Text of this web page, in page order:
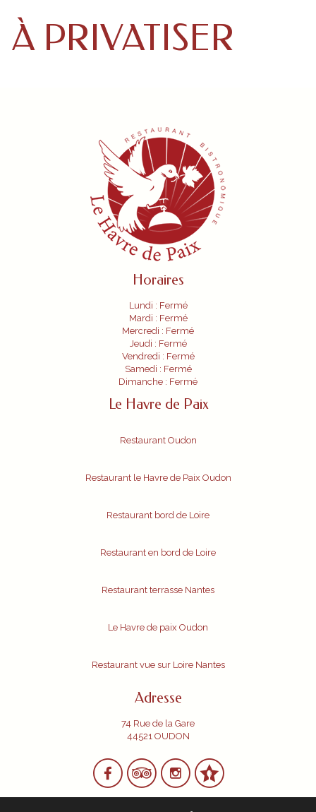
À PRIVATISER
Horaires
Lundi : Fermé
Mardi : Fermé
Mercredi : Fermé
Jeudi : Fermé
Vendredi : Fermé
Samedi : Fermé
Dimanche : Fermé
Le Havre de Paix
Restaurant Oudon
Restaurant le Havre de Paix Oudon
Restaurant bord de Loire
Restaurant en bord de Loire
Restaurant terrasse Nantes
Le Havre de paix Oudon
Restaurant vue sur Loire Nantes
Adresse
74 Rue de la Gare
44521 OUDON